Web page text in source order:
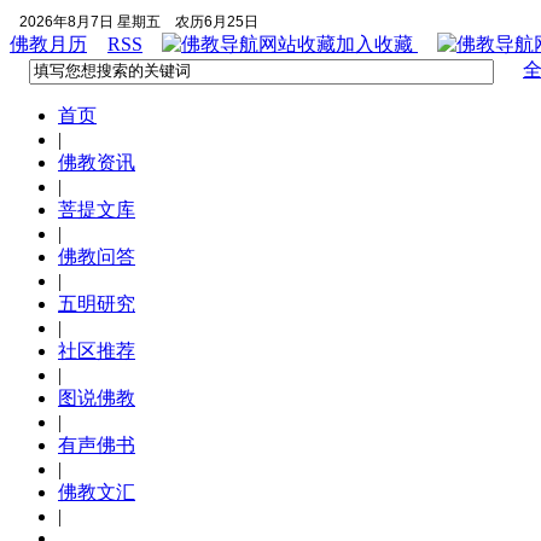
2026年8月7日 星期五 农历6月25日
佛教月历 RSS 加入收藏
首页
|
佛教资讯
|
菩提文库
|
佛教问答
|
五明研究
|
社区推荐
|
图说佛教
|
有声佛书
|
佛教文汇
|